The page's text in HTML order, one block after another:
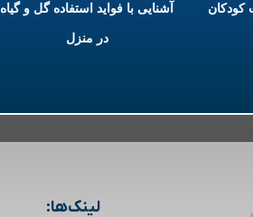
آشنایی با فواید استفاده گل و گیاه
در منزل
لینک‌ها: